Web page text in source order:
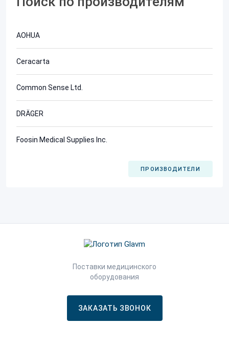
AOHUA
Ceracarta
Common Sense Ltd.
DRÄGER
Foosin Medical Supplies Inc.
ПРОИЗВОДИТЕЛИ
Поставки медицинского
оборудования
ЗАКАЗАТЬ ЗВОНОК